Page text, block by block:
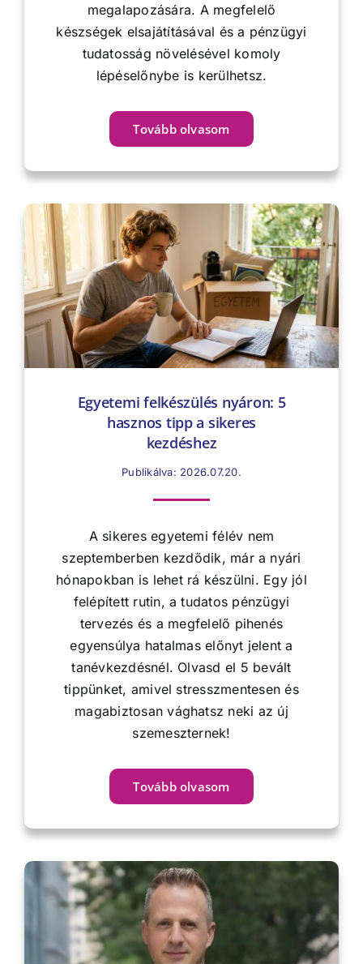
megalapozására. A megfelelő
készségek elsajátításával és a pénzügyi
tudatosság növelésével komoly
lépéselőnybe is kerülhetsz.
Tovább olvasom
Egyetemi felkészülés nyáron: 5
hasznos tipp a sikeres
kezdéshez
Publikálva: 2026.07.20.
A sikeres egyetemi félév nem
szeptemberben kezdődik, már a nyári
hónapokban is lehet rá készülni. Egy jól
felépített rutin, a tudatos pénzügyi
tervezés és a megfelelő pihenés
egyensúlya hatalmas előnyt jelent a
tanévkezdésnél. Olvasd el 5 bevált
tippünket, amivel stresszmentesen és
magabiztosan vághatsz neki az új
szemeszternek!
Tovább olvasom